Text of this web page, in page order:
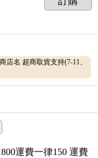
名 超商取貨支持(7-11、
運費一律150 運費